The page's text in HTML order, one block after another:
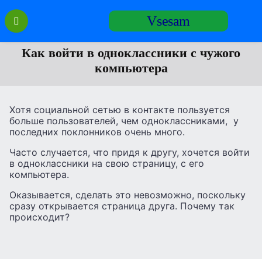
Перейти
содержанию
Vsesam
Как войти в одноклассники с чужого
компьютера
Хотя социальной сетью в контакте пользуется
больше пользователей, чем одноклассниками, у
последних поклонников очень много.
Часто случается, что придя к другу, хочется войти
в одноклассники на свою страницу, с его
компьютера.
Оказывается, сделать это невозможно, поскольку
сразу открывается страница друга. Почему так
происходит?